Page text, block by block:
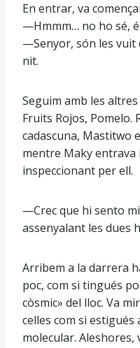
En entrar, va
—Hmmm… no ho sé,
—Senyor, són les vuit
nit.
Seguim amb les
Fruits Rojos, Pomelo.
cadascuna, Mastitwo
mentre Maky entrava
inspeccionant per ell.
—Crec que hi sento
assenyalant les dues
Arribem a la darrera
poc, com si tingués
còsmic» del lloc. Va
celles com si
molecular. Aleshores,